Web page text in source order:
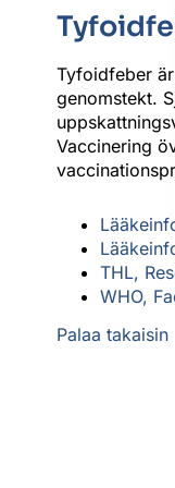
Tyfoidfeber
genomstekt.
Vaccinering
THL,
WHO,
Palaa takaisin